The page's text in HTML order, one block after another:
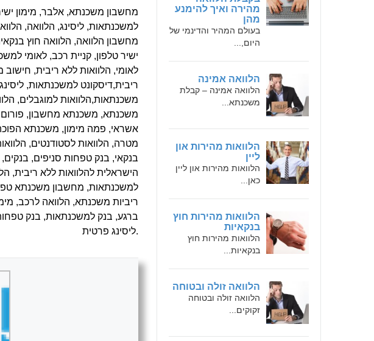
מהירה ואיך להימנע
מהן
בעולם המהיר והדינמי של
היום,...
הלוואה אמינה
הלוואה אמינה – קבלת
משכנתא...
הלוואות מהירות און
ליין
הלוואות מהירות און ליין
כאן...
הלוואות מהירות חוץ
בנקאיות
הלוואות מהירות חוץ
בנקאיות...
הלוואה זולה ובטוחה
הלוואה זולה ובטוחה
זקוקים...
מחשבון משכנתא, אלבר, מימון
למשכנתאות, ליסינג, הלוואה,
מחשבון הלוואה, הלוואה חוץ
ישיר טלפון, קניית רכב, לאומי
לאומי, הלוואות ללא ריבית,
ריבית,דיסקונט למשכנתאות,
משכנתאות,הלוואות למוגבלים,
משכנתא, משכנתא מחשבון,
אשראי, פמה מימון, משכנתא
מטרה, הלוואות לסטודנטים,
בנקאי, בנק טפחות סניפים,
הישראלית להלוואות ללא ריבית,
למשכנתאות, מחשבון משכנתא
ריביות משכנתא, הלוואה לרכב,
ברגע, בנק למשכנתאות, בנק
ליסינג פרטית.